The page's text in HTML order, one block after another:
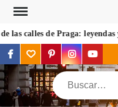
Saltar
contenido
calles de Praga: leyendas y
facebook
twitterpinterestinstagram
Buscar